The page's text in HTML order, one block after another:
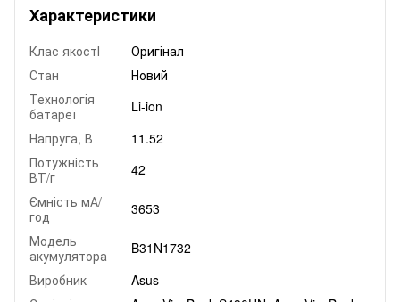
Характеристики
Клас якостІ
Оригінал
Стан
Новий
Технологія
батареї
Li-ion
Напруга, В
11.52
Потужність
ВТ/г
42
Ємність мА/
год
3653
Модель
акумулятора
B31N1732
Виробник
Asus